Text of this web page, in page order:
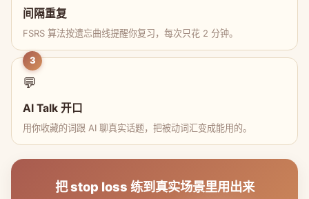
间隔重复
FSRS 算法按遗忘曲线提醒你复习，每次只花 2 分钟。
3
💬
AI Talk 开口
用你收藏的词跟 AI 聊真实话题，把被动词汇变成能用的。
把 stop loss 练到真实场景里用出来